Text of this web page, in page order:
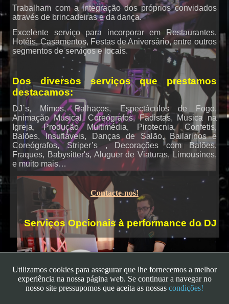
DJs
Karaoke
Trabalham com a integração dos próprios convidados
através de brincadeiras e da dança.
Excelente serviço para incorporar em Restaurantes,
Hotéis, Casamentos, Festas de Aniversário, entre outros
segmentos de serviços e locais.
Dos diversos serviços que prestamos
destacamos:
DJ`s, Mimos, Palhaços, Espectáculos de Fogo,
Animação Musical, Coreógrafos, Fadistas, Musica na
Igreja, Produção Multimédia, Pirotecnia, Confetis,
Balões, Insufláveis, Danças de Salão, Bailarinos e
Coreógrafos, Striper’s , Decorações com Balões,
Fraques, Babysitter's, Aluguer de Viaturas, Limousines,
e muito mais…
Contacte-nos!
Serviços Opcionais à performance do DJ
Utilizamos cookies para assegurar que lhe fornecemos a melhor
experiência na nossa página web. Se continuar a navegar no
nosso site pressupomos que aceita as nossas condições!